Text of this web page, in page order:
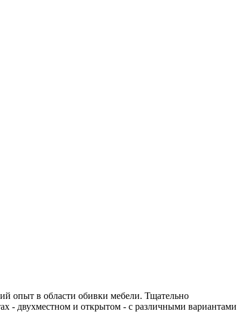
опыт в области обивки мебели. Тщательно
- двухместном и открытом - с различными вариантами